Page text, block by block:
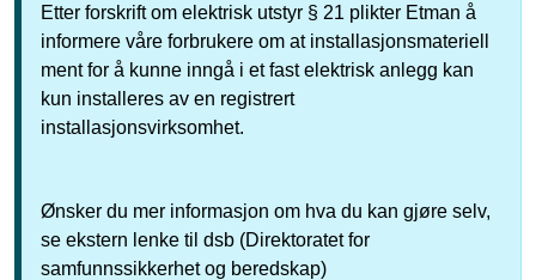
Etter forskrift om elektrisk utstyr § 21 plikter Etman å
informere våre forbrukere om at installasjonsmateriell
ment for å kunne inngå i et fast elektrisk anlegg kan
kun installeres av en registrert
installasjonsvirksomhet.
Ønsker du mer informasjon om hva du kan gjøre selv,
se ekstern lenke til dsb (Direktoratet for
samfunnssikkerhet og beredskap)